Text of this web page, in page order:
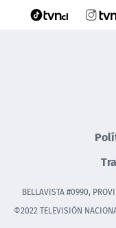
BELLAVISTA #0990,
©2022 TELEVISIÓN